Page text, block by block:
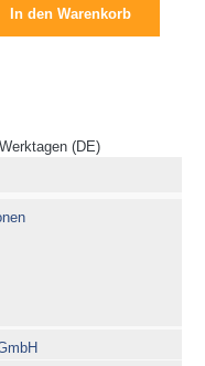
In den Warenkorb
(DE)